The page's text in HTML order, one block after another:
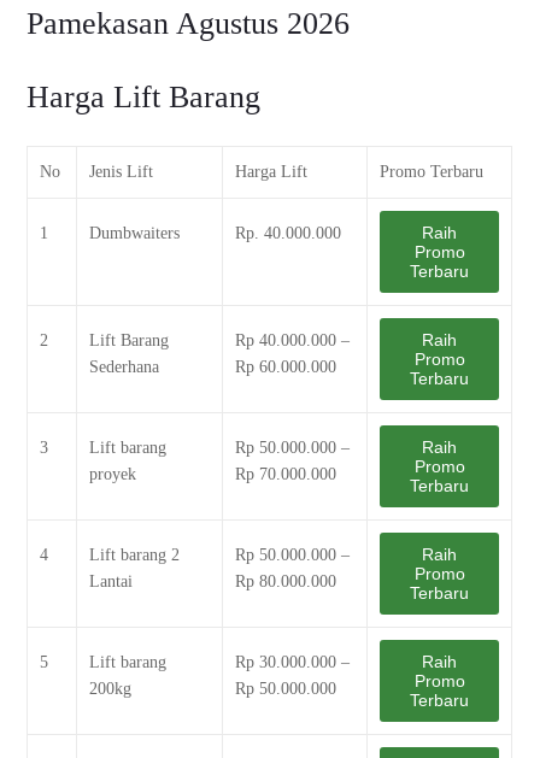
Pamekasan Agustus 2026
Harga Lift Barang
No Jenis Lift Harga Lift Promo Terbaru
1 Dumbwaiters Rp. 40.000.000
Raih
Promo
Terbaru
2
Lift Barang
Sederhana
Rp 40.000.000 –
Rp 60.000.000
Raih
Promo
Terbaru
3
Lift barang
proyek
Rp 50.000.000 –
Rp 70.000.000
Raih
Promo
Terbaru
4
Lift barang 2
Lantai
Rp 50.000.000 –
Rp 80.000.000
Raih
Promo
Terbaru
5
Lift barang
200kg
Rp 30.000.000 –
Rp 50.000.000
Raih
Promo
Terbaru